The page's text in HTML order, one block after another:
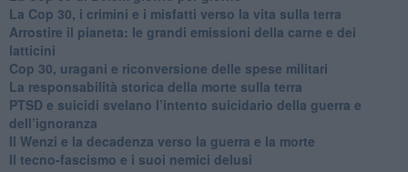
La Cop 30, i crimini e i misfatti verso la vita sulla terra
Arrostire il pianeta: le grandi emissioni della carne e dei
latticini
​Cop 30, uragani e riconversione delle spese militari
La responsabilità storica della morte sulla terra
PTSD e suicidi svelano l’intento suicidario della guerra e
dell’ignoranza
Il Wenzi e la decadenza verso la guerra e la morte
​Il tecno-fascismo e i suoi nemici delusi